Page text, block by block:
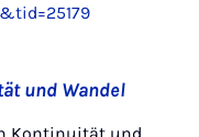
und Wandel